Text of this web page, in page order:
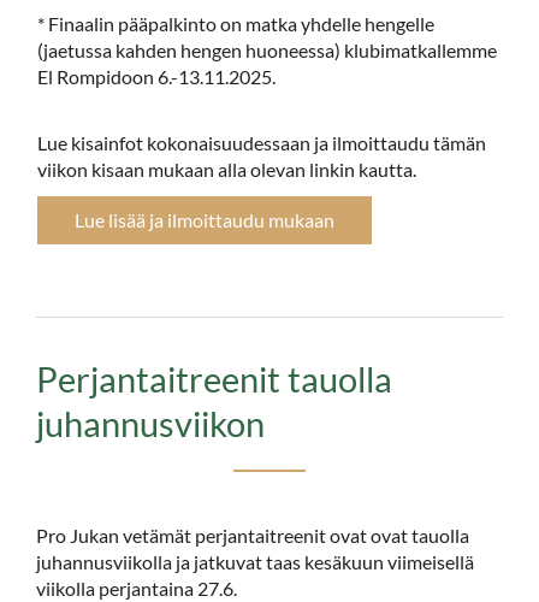
* Finaalin pääpalkinto on matka yhdelle hengelle
(jaetussa kahden hengen huoneessa) klubimatkallemme
El Rompidoon 6.-13.11.2025.
Lue kisainfot kokonaisuudessaan ja ilmoittaudu tämän
viikon kisaan mukaan alla olevan linkin kautta.
Lue lisää ja ilmoittaudu mukaan
Perjantaitreenit tauolla
juhannusviikon
Pro Jukan vetämät perjantaitreenit ovat ovat tauolla
juhannusviikolla ja jatkuvat taas kesäkuun viimeisellä
viikolla perjantaina 27.6.